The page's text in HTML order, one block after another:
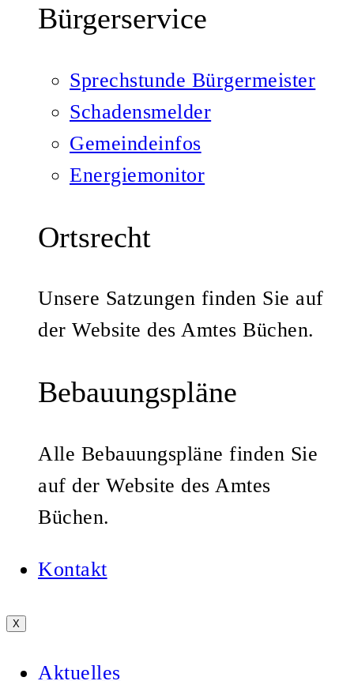
Bürgerservice
Sprechstunde Bürgermeister
Schadensmelder
Gemeindeinfos
Energiemonitor
Ortsrecht
Unsere Satzungen finden Sie auf
der Website des Amtes Büchen.
Bebauungspläne
Alle Bebauungspläne finden Sie
auf der Website des Amtes
Büchen.
Kontakt
X
Aktuelles